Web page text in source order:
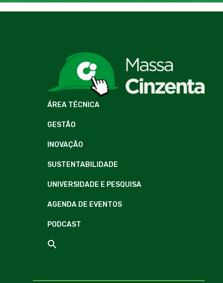
ÁREA TÉCNICA
GESTÃO
INOVAÇÃO
SUSTENTABILIDADE
UNIVERSIDADE E PESQUISA
AGENDA DE EVENTOS
PODCAST